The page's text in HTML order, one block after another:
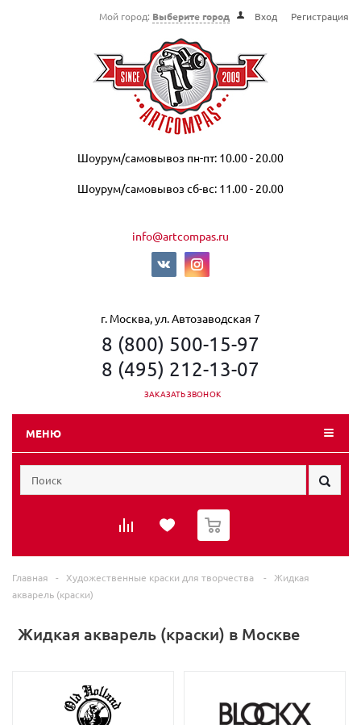
Мой город: Выберите город Вход Регистрация
Шоурум/самовывоз пн-пт: 10.00 - 20.00
Шоурум/самовывоз сб-вс: 11.00 - 20.00
info@artcompas.ru
г. Москва, ул. Автозаводская 7
8 (800) 500-15-97
8 (495) 212-13-07
ЗАКАЗАТЬ ЗВОНОК
МЕНЮ
0
Главная - Художественные краски для творчества -
Жидкая
акварель (краски)
Жидкая акварель (краски) в Москве